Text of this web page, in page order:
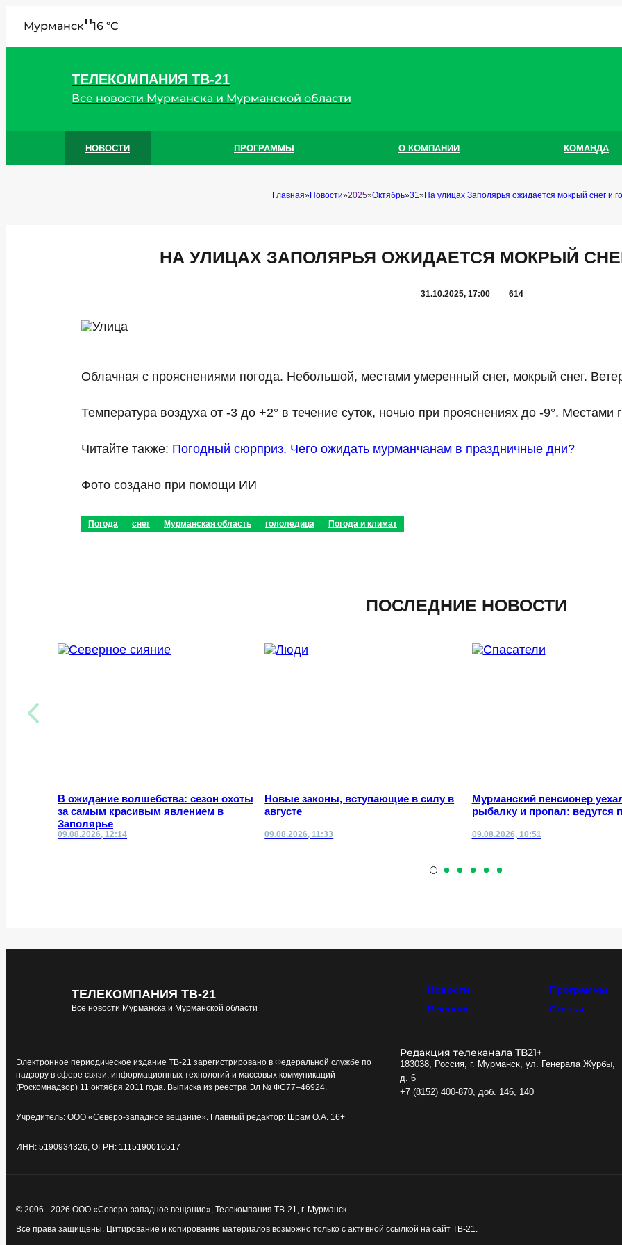
Мурманск"16 °C
ТЕЛЕКОМПАНИЯ ТВ-21
Все новости Мурманска и Мурманской области
НОВОСТИ ПРОГРАММЫ О КОМПАНИИ КОМАНДА
Главная Новости 2025 Октябрь 31 На улицах Заполярья ожидается мокрый снег и
НА УЛИЦАХ ЗАПОЛЯРЬЯ ОЖИДАЕТСЯ МОКРЫЙ
31.10.2025, 17:00 614
Облачная с прояснениями погода. Небольшой, местами умеренный снег, мокрый снег.
Температура воздуха от -3 до +2° в течение суток, ночью при прояснениях до -9°. Местами
Читайте также: Погодный сюрприз. Чего ожидать мурманчанам в праздничные дни?
Фото создано при помощи ИИ
Погода снег Мурманская область гололедица Погода и климат
ПОСЛЕДНИЕ НОВОСТИ
В ожидание волшебства: сезон охоты
за самым красивым явлением в
Заполярье
09.08.2026, 12:14
Новые законы, вступающие в силу в
августе
09.08.2026, 11:33
Мурманский пенсионер
рыбалку и пропал: ведутся
09.08.2026, 10:51
ТЕЛЕКОМПАНИЯ ТВ-21
Все новости Мурманска и Мурманской области
Новости Программы
Реклама
Статьи
Электронное периодическое издание ТВ-21 зарегистрировано в Федеральной службе по
надзору в сфере связи, информационных технологий и массовых коммуникаций
(Роскомнадзор) 11 октября 2011 года. Выписка из реестра Эл № ФС77–46924.
Учредитель: ООО «Северо-западное вещание». Главный редактор: Шрам О.А. 16+
ИНН: 5190934326, ОГРН: 1115190010517
Редакция телеканала ТВ21+
183038, Россия, г. Мурманск, ул. Генерала Журбы,
д. 6
+7 (8152) 400-870, доб. 146, 140
© 2006 - 2026 ООО «Северо-западное вещание», Телекомпания ТВ-21, г. Мурманск
Все права защищены. Цитирование и копирование материалов возможно только с активной ссылкой на сайт ТВ-21.